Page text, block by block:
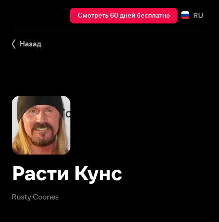
Смотреть 60 дней бесплатно RU
Назад
Rusty Coones
Расти Кунс